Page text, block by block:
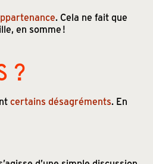
. Cela ne fait que
en somme !
?
certains désagréments. En